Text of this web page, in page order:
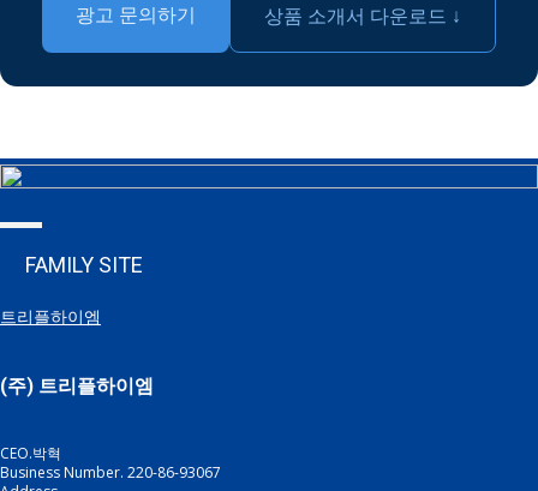
광고 문의하기 상품 소개서 다운로드 ↓
FAMILY SITE
트리플하이엠
(주) 트리플하이엠
CEO.박혁
Business Number. 220-86-93067